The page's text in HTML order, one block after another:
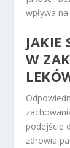
wpływa
JAKIE
W
podejście
zdrowia